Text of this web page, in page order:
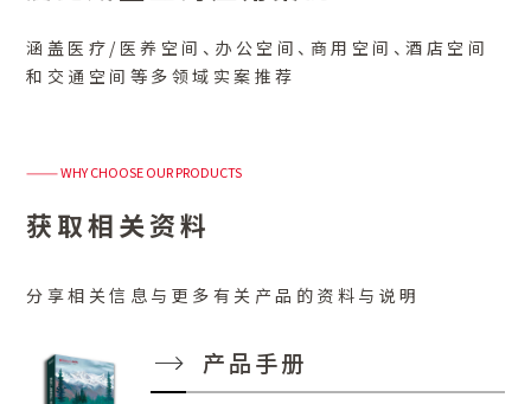
涵盖医疗/医养空间、办公空间、商用空间、酒店空间
和交通空间等多领域实案推荐
——— WHY CHOOSE OUR PRODUCTS
获取相关资料
分享相关信息与更多有关产品的资料与说明
产品手册